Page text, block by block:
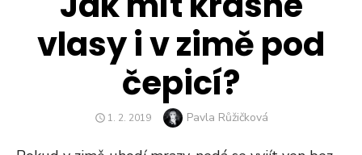
vlasy i v zimě pod
čepicí?
POSTED
1. 2. 2019 Author
Pavla Růžičková